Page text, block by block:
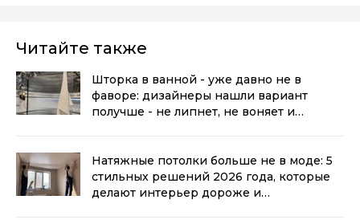
Читайте также
Шторка в ванной - уже давно не в
фаворе: дизайнеры нашли вариант
получше - не липнет, не воняет и
Натяжные потолки больше не в моде: 5
стильных решений 2026 года, которые
делают интерьер дороже и